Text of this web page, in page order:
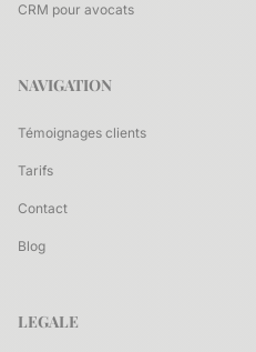
CRM pour avocats
NAVIGATION
Témoignages clients
Tarifs
Contact
Blog
LEGALE